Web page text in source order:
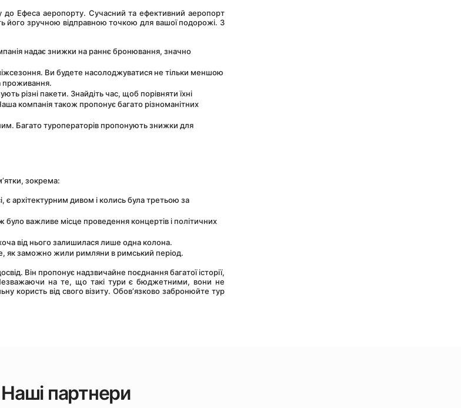
його зручною відправною точкою для вашої подорожі. З
надає знижки на раннє бронювання, значно
Ви будете насолоджуватися не тільки меншою
проживання.
різні пакети. Знайдіть час, щоб порівняти їхні
компанія також пропонує багато різноманітних
Багато туроператорів пропонують знижки для
зокрема:
є архітектурним дивом і колись була третьою за
важливе місце проведення концертів і політичних
від нього залишилася лише одна колона.
як заможно жили римляни в римський період.
Він пропонує надзвичайне поєднання багатої історії,
на те, що такі тури є бюджетними, вони не
користь від свого візиту. Обов’язково забронюйте тур
Наші партнери